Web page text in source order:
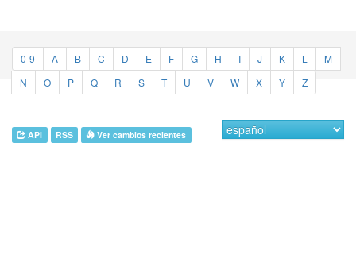
0-9 A B C D E F G H I J K L
M
N
O P Q R S T U V W X Y Z
API RSS Ver cambios recientes